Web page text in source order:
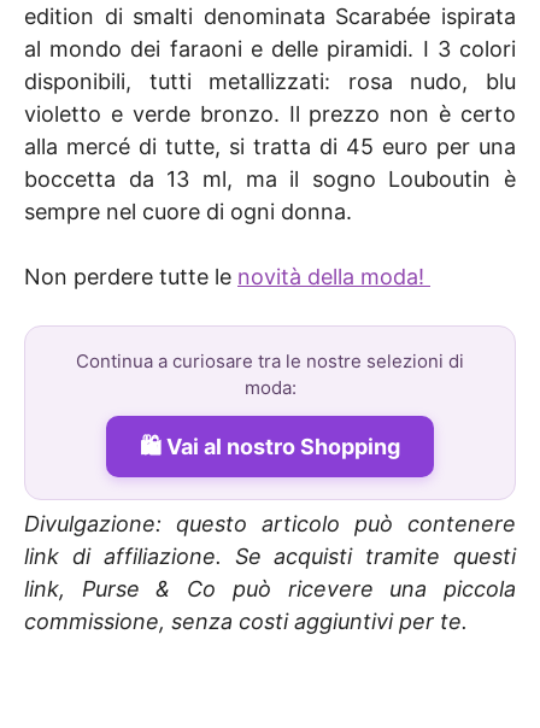
edition di smalti denominata Scarabée ispirata
al mondo dei faraoni e delle piramidi. I 3 colori
disponibili, tutti metallizzati: rosa nudo, blu
violetto e verde bronzo. Il prezzo non è certo
alla mercé di tutte, si tratta di 45 euro per una
boccetta da 13 ml, ma il sogno Louboutin è
sempre nel cuore di ogni donna.
Non perdere tutte le novità della moda!
Continua a curiosare tra le nostre selezioni di
moda:
Vai al nostro Shopping
Divulgazione: questo articolo può contenere
link di affiliazione. Se acquisti tramite questi
link, Purse & Co può ricevere una piccola
commissione, senza costi aggiuntivi per te.